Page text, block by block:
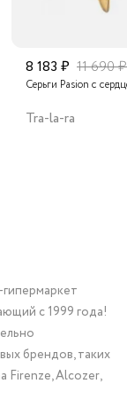
8 183 ₽ 11 690 ₽
Серьги Pasion с
Tra-la-ra
с 1999 года!
брендов, таких
Firenze, Alcozer,